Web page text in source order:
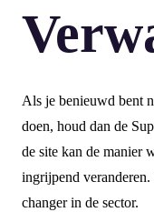
Als je benieuwd bent
doen, houd dan de
de site kan de manier
ingrijpend
changer in de sector.